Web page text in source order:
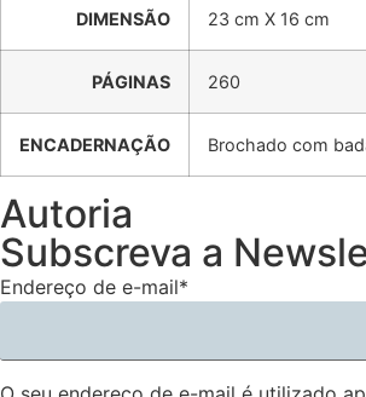
DIMENSÃO 23 cm X 16 cm
PÁGINAS 260
ENCADERNAÇÃO Brochado com
Autoria
Subscreva a
Endereço de e-mail*